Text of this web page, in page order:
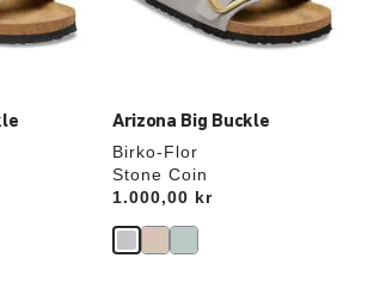
Arizona Big Buckle
Birko-Flor
Stone Coin
Price:
1.000,00 kr